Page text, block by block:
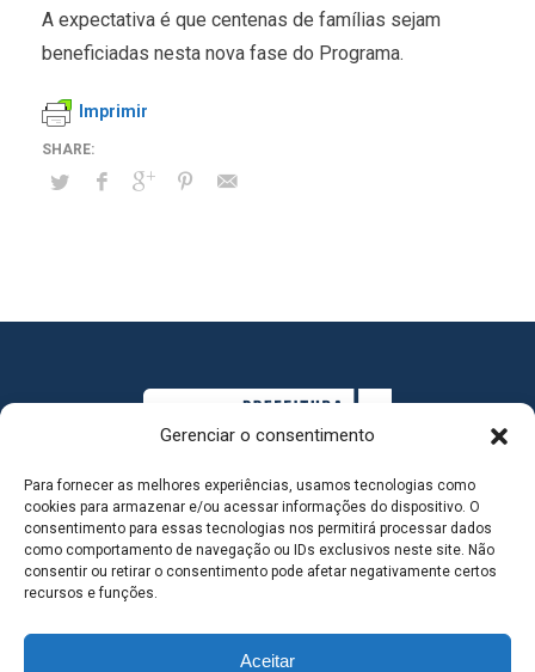
Gerenciar o consentimento
Para fornecer as melhores experiências, usamos tecnologias como
cookies para armazenar e/ou acessar informações do dispositivo. O
consentimento para essas tecnologias nos permitirá processar dados
como comportamento de navegação ou IDs exclusivos neste site. Não
consentir ou retirar o consentimento pode afetar negativamente certos
recursos e funções.
Aceitar
A expectativa é que centenas de famílias sejam
beneficiadas nesta nova fase do Programa.
Imprimir
MAPA DO SITE